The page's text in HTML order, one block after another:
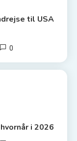
til USA
0
i 2026